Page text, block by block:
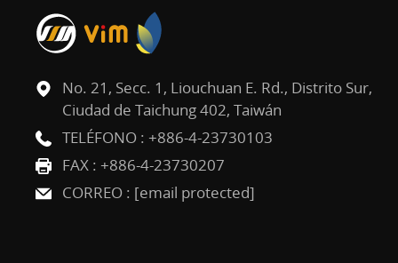
No. 21, Secc. 1, Liouchuan E. Rd., Distrito Sur,
Ciudad de Taichung 402, Taiwán
TELÉFONO : +886-4-23730103
FAX : +886-4-23730207
CORREO : [email protected]